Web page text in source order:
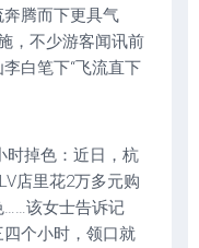
腾而下更具气
，不少游客闻讯前
白笔下“飞流直下
时掉色：近日，杭
店里花2万多元购
……该女士告诉记
个小时，领口就